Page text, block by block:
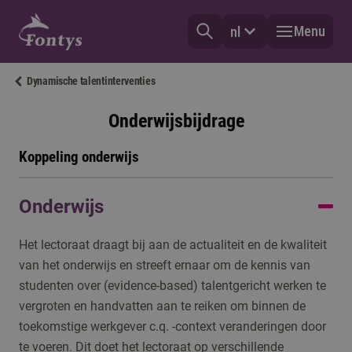
nl Menu
Dynamische talentinterventies
Onderwijsbijdrage
Koppeling onderwijs
Onderwijs
Het lectoraat draagt bij aan de actualiteit en de kwaliteit
van het onderwijs en streeft ernaar om de kennis van
studenten over (evidence-based) talentgericht werken te
vergroten en handvatten aan te reiken om binnen de
toekomstige werkgever c.q. -context veranderingen door
te voeren. Dit doet het lectoraat op verschillende